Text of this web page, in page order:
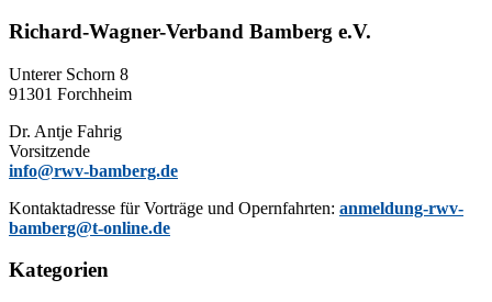
Richard-Wagner-Verband Bamberg e.V.
Un­te­rer Schorn 8
91301 Forchheim
Dr. Ant­je Fahrig
Vorsitzende
info@rwv-bamberg.de
Kon­takt­adres­se für Vor­trä­ge und Opern­fahr­ten: anmeldung-rwv-
bamberg@t-online.de
Kategorien